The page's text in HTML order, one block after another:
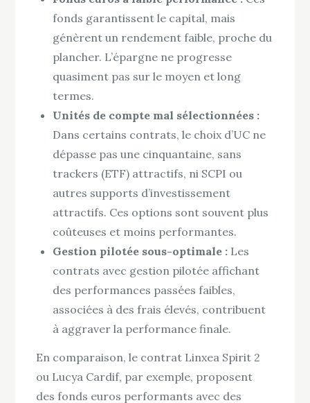
fonds garantissent le capital, mais
génèrent un rendement faible, proche du
plancher. L’épargne ne progresse
quasiment pas sur le moyen et long
termes.
Unités de compte mal sélectionnées :
Dans certains contrats, le choix d’UC ne
dépasse pas une cinquantaine, sans
trackers (ETF) attractifs, ni SCPI ou
autres supports d’investissement
attractifs. Ces options sont souvent plus
coûteuses et moins performantes.
Gestion pilotée sous-optimale : Les
contrats avec gestion pilotée affichant
des performances passées faibles,
associées à des frais élevés, contribuent
à aggraver la performance finale.
En comparaison, le contrat Linxea Spirit 2
ou Lucya Cardif, par exemple, proposent
des fonds euros performants avec des